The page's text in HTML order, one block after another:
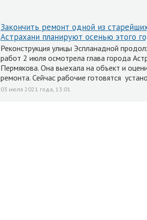
Закончить ремонт одной из
Астрахани планируют осенью этого
Реконструкция улицы Эспланадной
работ 2 июля осмотрела глава города
Пермякова. Она выехала на объект и
ремонта. Сейчас рабочие готовятся
03 июля 2021 года, 13:01